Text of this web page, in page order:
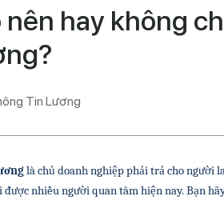
nên hay không
Tin Lương
là chủ doanh nghiệp phải trả cho người
được nhiều người quan tâm hiện nay. Bạn